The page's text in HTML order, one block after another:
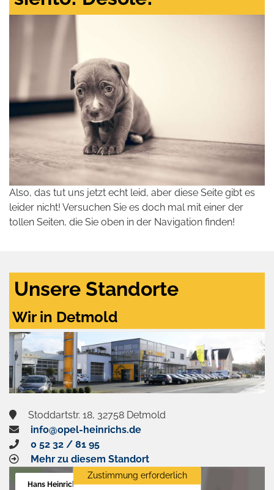
Also, das tut uns jetzt echt leid, aber diese Seite gibt es
leider nicht! Versuchen Sie es doch mal mit einer der
tollen Seiten, die Sie oben in der Navigation finden!
Unsere Standorte
Wir in Detmold
Stoddartstr. 18, 32758 Detmold
info@opel-heinrichs.de
0 52 32 / 81 95
Mehr zu diesem Standort
Hans Heinrichs GmbH
Zustimmung erforderlich